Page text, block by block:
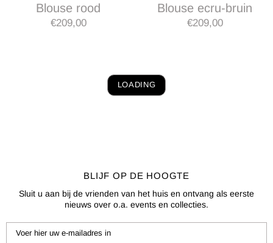
Blouse rood
€209,00
Blouse ecru-bruin
€209,00
LOADING
BLIJF OP DE HOOGTE
Sluit u aan bij de vrienden van het huis en ontvang als eerste
nieuws over o.a. events en collecties.